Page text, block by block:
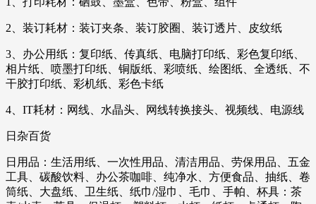
2、装订耗材：装订夹条、装订胶圈、装订透片、皮纹纸
3、办公用纸：复印纸、传真纸、电脑打印纸、彩色复印纸、
相片纸、喷墨打印纸、铜版纸、彩喷纸、绘图纸、全透纸、不
干胶打印纸、彩机纸、彩色卡纸
4、IT耗材：网线、水晶头、网线转换接头、视频线、电源线
日杂百货
日用品：生活用纸、一次性用品、清洁用品、劳保用品、五金
工具、碳酸饮料、办公茶咖啡、纯净水、方便食品、抽纸、卷
筒纸、大盘纸、卫生纸、纸巾/湿巾、毛巾、手帕、杯具：茶